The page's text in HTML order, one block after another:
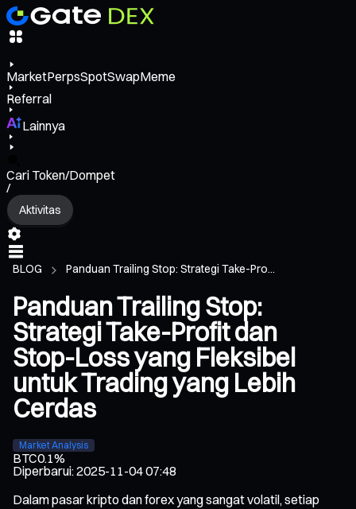
MarketPerpsSpotSwapMeme
Referral
Lainnya
Cari Token/Dompet
/
Aktivitas
BLOG Panduan Trailing Stop: Strategi Take-Pro...
Panduan Trailing Stop:
Strategi Take-Profit dan
Stop-Loss yang Fleksibel
untuk Trading yang Lebih
Cerdas
Market Analysis
BTC0.1%
Diperbarui:2025-11-04 07:48
Dalam pasar kripto dan forex yang sangat volatil, setiap